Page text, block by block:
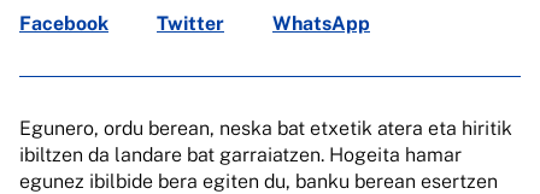
Facebook
Twitter WhatsApp
Egunero, ordu berean, neska bat etxetik atera eta hiritik
ibiltzen da landare bat garraiatzen. Hogeita hamar
egunez ibilbide bera egiten du, banku berean esertzen